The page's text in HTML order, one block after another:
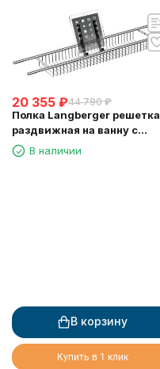
20 355 ₽44 790 ₽
Полка Langberger решетка
раздвижная на ванну с
резиновыми протекторами
79260
В наличии
В корзину
Купить в 1 клик